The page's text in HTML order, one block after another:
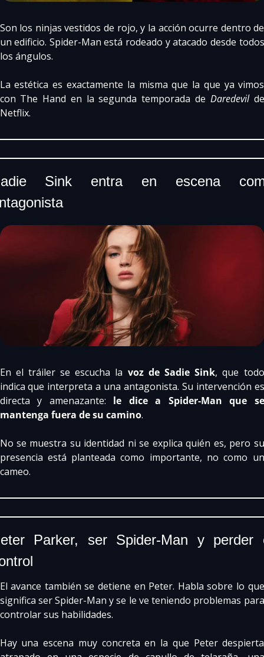
Son los ninjas vestidos de rojo, y la acción ocurre dentro de
un edificio. Spider-Man está rodeado y atacado desde todos
los ángulos.
La estética es exactamente la misma que la que ya vimos
con The Hand en la segunda temporada de Daredevil de
Netflix.
Sink entra en escena
En el tráiler se escucha la voz de Sadie Sink, que todo
indica que interpreta a una antagonista. Su intervención es
directa y amenazante: le dice a Spider-Man que se
mantenga fuera de su camino.
No se muestra su identidad ni se explica quién es, pero su
presencia está planteada como importante, no como un
cameo.
Parker, ser Spider-Man y perder
El avance también se detiene en Peter. Habla sobre lo que
significa ser Spider-Man y se le ve teniendo problemas para
controlar sus habilidades.
Hay una escena muy concreta en la que Peter despierta